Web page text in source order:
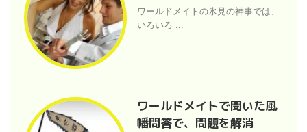
ワールドメイトの氷見の神事では、
いろいろ ...
ワールドメイトで聞いた風
幡問答で、問題を解消